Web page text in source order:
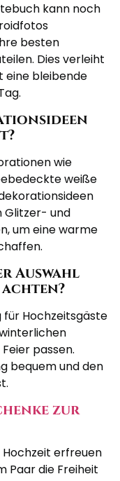
kann noch
besten
Dies verleiht
eine bleibende
wie
weiße
Glitzer- und
um eine warme
Auswahl
für Hochzeitsgäste
passen.
bequem und den
zur
erfreuen
Paar die Freiheit